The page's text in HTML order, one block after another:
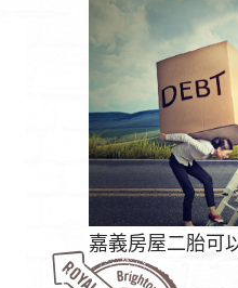
轉貸三十年